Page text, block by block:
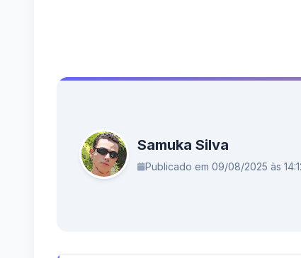
Samuka Silva
Publicado em 09/08/2025 às